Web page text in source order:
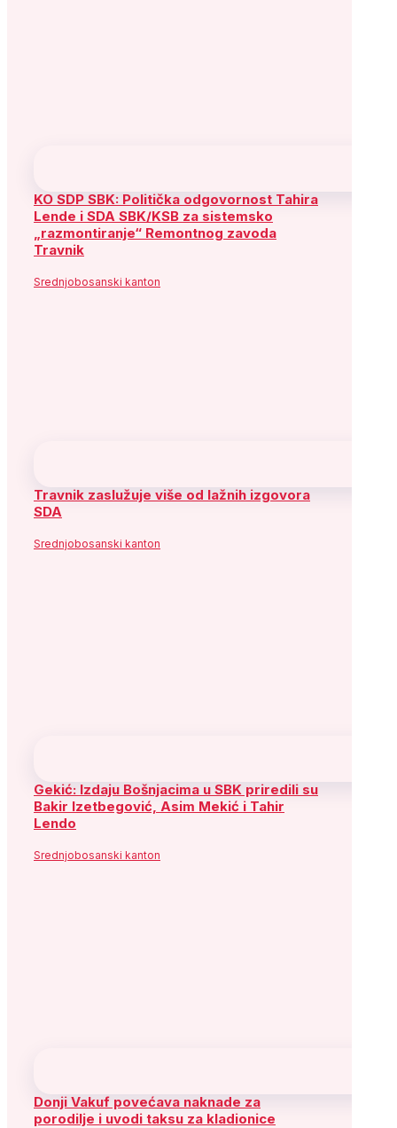
KO SDP SBK: Politička odgovornost Tahira
Lende i SDA SBK/KSB za sistemsko
„razmontiranje“ Remontnog zavoda
Travnik
Srednjobosanski kanton
Travnik zaslužuje više od lažnih izgovora
SDA
Srednjobosanski kanton
Gekić: Izdaju Bošnjacima u SBK priredili su
Bakir Izetbegović, Asim Mekić i Tahir
Lendo
Srednjobosanski kanton
Donji Vakuf povećava naknade za
porodilje i uvodi taksu za kladionice